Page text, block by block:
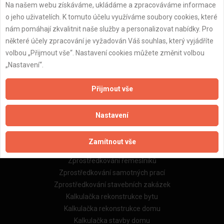
Důležité informace
Naše firmy a řemeslníci
Zpracování a ochrana osobních údajů
Zásady pro používání souborů cookie
Obchodní podmínky (rozpočtování)
Reference
Naše excelové tabulky online
Naše služby
Zprostředkování řemeslníků
Zprostředkování samotných prací
Zprostředkování stavebních zakázek
Kalkulačka rekonstrukce bytu
Kalkulačka rekonstrukce domu
Kalkulačka stavby domu
Na našem webu získáváme, ukládáme a zpracováváme informace
o jeho uživatelích. K tomuto účelu využíváme soubory cookies, které
nám pomáhají zkvalitnit naše služby a personalizovat nabídky. Pro
některé účely zpracování je vyžadován Váš souhlas, který vyjádříte
volbou „Přijmout vše“. Nastavení cookies můžete změnit volbou
„Nastavení“.
Přijmout vše
Nastavení
Zamítnout vše